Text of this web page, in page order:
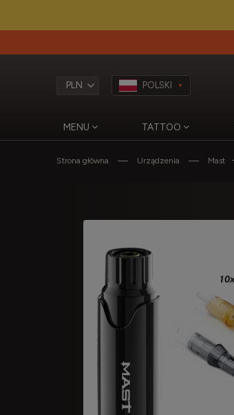
POLSKI
MENU TATTOO
Strona główna Urządzenia Mast